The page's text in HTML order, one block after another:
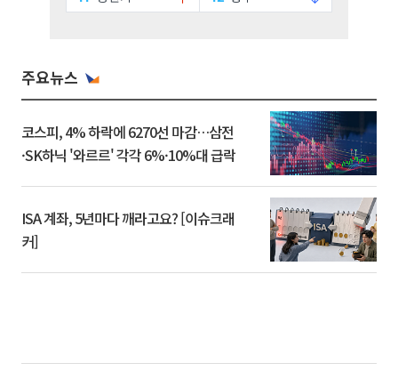
주요뉴스
코스피, 4% 하락에 6270선 마감…삼전
·SK하닉 '와르르' 각각 6%·10%대 급락
ISA 계좌, 5년마다 깨라고요? [이슈크래
커]